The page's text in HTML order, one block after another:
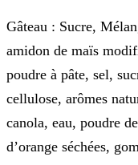
Gâteau : Sucre,
amidon de maïs
poudre à pâte, sel,
cellulose, arômes
canola, eau, poudre
d’orange séchées,